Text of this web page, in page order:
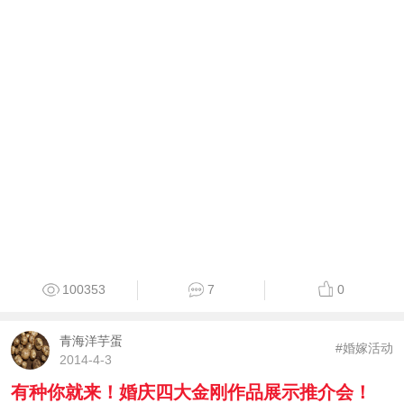
100353 7 0
青海洋芋蛋
2014-4-3
#婚嫁活动
有种你就来！婚庆四大金刚作品展示推介会！